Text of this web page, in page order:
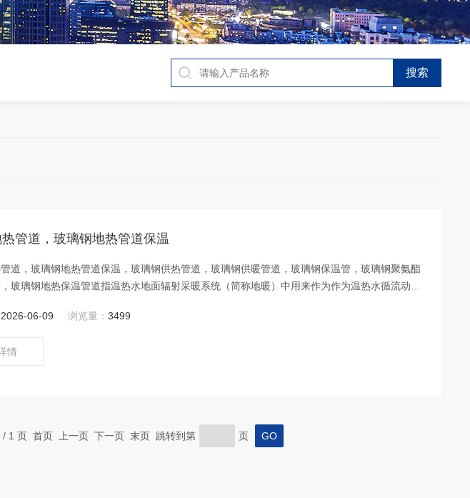
管道，玻璃钢地热管道保温
道，玻璃钢地热管道保温，玻璃钢供热管道，玻璃钢供暖管道，玻璃钢保温管，玻璃钢聚氨酯
玻璃钢地热保温管道指温热水地面辐射采暖系统（简称地暖）中用来作为作为温热水循流动载
。
2026-06-09 浏览量：3499
情
/ 1 页 首页 上一页 下一页 末页 跳转到第 页